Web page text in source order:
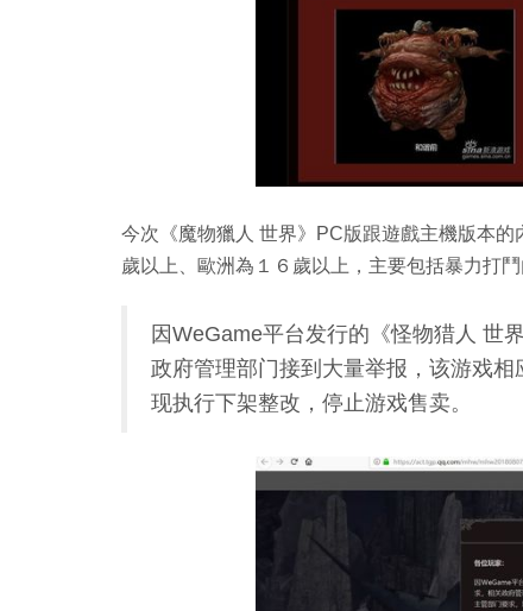
今次《魔物獵人 世界》PC版跟遊戲主機版本
歲以上、歐洲為１６歲以上，主要包括暴力打
因WeGame平台发行的《怪物猎人 世
政府管理部门接到大量举报，该游戏
现执行下架整改，停止游戏售卖。